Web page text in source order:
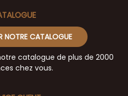
NOTRE CATALOGUE
catalogue de plus de 2000
chez vous.